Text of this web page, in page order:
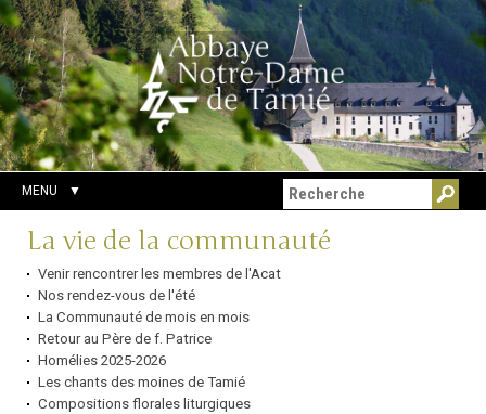
Aller
au
contenu.
|
Aller
à
la
navigation
Outils
personnels
Chercher par
Recherche
avancée…
MENU
Navigation
La vie de la communauté
Venir rencontrer les membres de l'Acat
Nos rendez-vous de l'été
La Communauté de mois en mois
Retour au Père de f. Patrice
Homélies 2025-2026
Les chants des moines de Tamié
Compositions florales liturgiques